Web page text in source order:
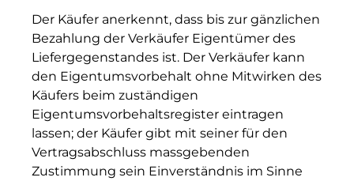
Der Käufer anerkennt, dass bis zur gänzlichen
Bezahlung der Verkäufer Eigentümer des
Liefergegenstandes ist. Der Verkäufer kann
den Eigentumsvorbehalt ohne Mitwirken des
Käufers beim zuständigen
Eigentumsvorbehaltsregister eintragen
lassen; der Käufer gibt mit seiner für den
Vertragsabschluss massgebenden
Zustimmung sein Einverständnis im Sinne